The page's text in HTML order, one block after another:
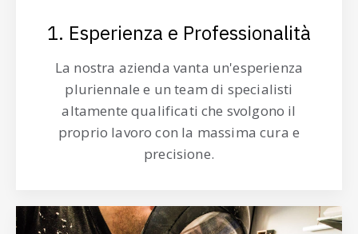
1. Esperienza e Professionalità
La nostra azienda vanta un'esperienza
pluriennale e un team di specialisti
altamente qualificati che svolgono il
proprio lavoro con la massima cura e
precisione.